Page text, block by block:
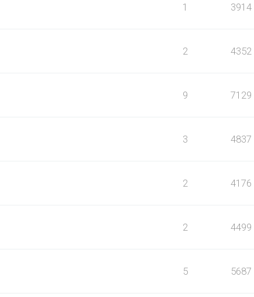
1 3914
2 4352
9 7129
3 4837
2 4176
2 4499
5 5687